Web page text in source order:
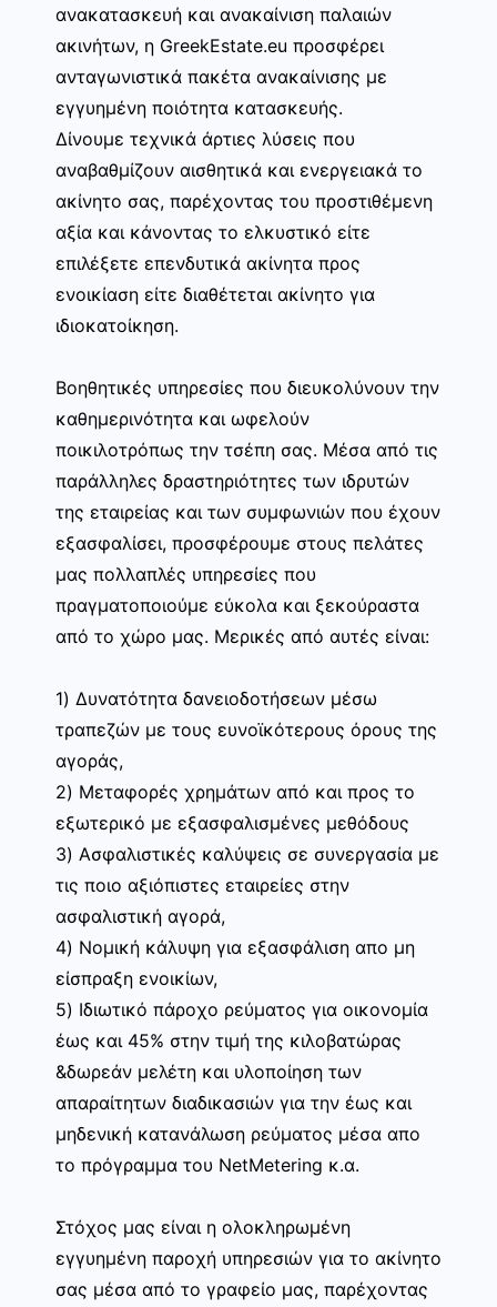
ανακατασκευή και ανακαίνιση παλαιών
ακινήτων, η GreekEstate.eu προσφέρει
ανταγωνιστικά πακέτα ανακαίνισης με
εγγυημένη ποιότητα κατασκευής.
Δίνουμε τεχνικά άρτιες λύσεις που
αναβαθμίζουν αισθητικά και ενεργειακά το
ακίνητο σας, παρέχοντας του προστιθέμενη
αξία και κάνοντας το ελκυστικό είτε
επιλέξετε επενδυτικά ακίνητα προς
ενοικίαση είτε διαθέτεται ακίνητο για
ιδιοκατοίκηση.
Βοηθητικές υπηρεσίες που διευκολύνουν την
καθημερινότητα και ωφελούν
ποικιλοτρόπως την τσέπη σας. Μέσα από τις
παράλληλες δραστηριότητες των ιδρυτών
της εταιρείας και των συμφωνιών που έχουν
εξασφαλίσει, προσφέρουμε στους πελάτες
μας πολλαπλές υπηρεσίες που
πραγματοποιούμε εύκολα και ξεκούραστα
από το χώρο μας. Μερικές από αυτές είναι:
1) Δυνατότητα δανειοδοτήσεων μέσω
τραπεζών με τους ευνοϊκότερους όρους της
αγοράς,
2) Μεταφορές χρημάτων από και προς το
εξωτερικό με εξασφαλισμένες μεθόδους
3) Ασφαλιστικές καλύψεις σε συνεργασία με
τις ποιο αξιόπιστες εταιρείες στην
ασφαλιστική αγορά,
4) Νομική κάλυψη για εξασφάλιση απο μη
είσπραξη ενοικίων,
5) Ιδιωτικό πάροχο ρεύματος για οικονομία
έως και 45% στην τιμή της κιλοβατώρας
&δωρεάν μελέτη και υλοποίηση των
απαραίτητων διαδικασιών για την έως και
μηδενική κατανάλωση ρεύματος μέσα απο
το πρόγραμμα του NetMetering κ.α.
Στόχος μας είναι η ολοκληρωμένη
εγγυημένη παροχή υπηρεσιών για το ακίνητο
σας μέσα από το γραφείο μας, παρέχοντας